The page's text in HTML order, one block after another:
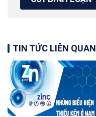
TIN TỨC LIÊN QUAN